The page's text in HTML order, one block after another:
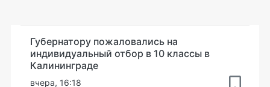
Губернатору пожаловались на
индивидуальный отбор в 10 классы в
Калининграде
вчера, 16:18